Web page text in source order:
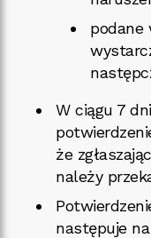
podane
W ciągu 7
że
należy
następuje